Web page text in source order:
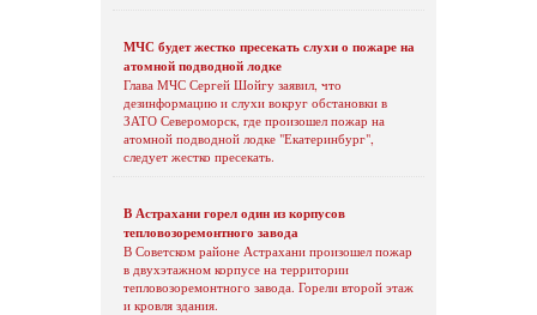
МЧС будет жестко пресекать слухи о пожаре на
атомной подводной лодке
Глава МЧС Сергей Шойгу заявил, что
дезинформацию и слухи вокруг обстановки в
ЗАТО Североморск, где произошел пожар на
атомной подводной лодке "Екатеринбург",
следует жестко пресекать.
В Астрахани горел один из корпусов
тепловозоремонтного завода
В Советском районе Астрахани произошел пожар
в двухэтажном корпусе на территории
тепловозоремонтного завода. Горели второй этаж
и кровля здания.